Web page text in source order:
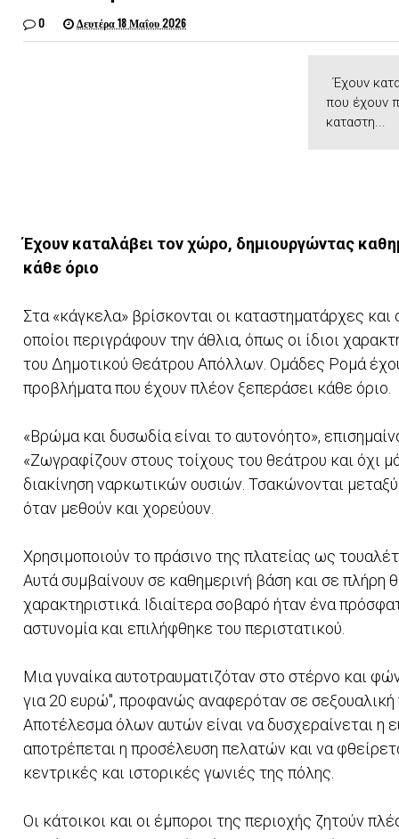
0 Δευτέρα 18 Μαΐου 2026
Έχουν
που έχουν
καταστη...
Έχουν καταλάβει τον χώρο, δημιουργώντας
κάθε όριο
Στα «κάγκελα» βρίσκονται οι καταστηματάρχες
οποίοι περιγράφουν την άθλια, όπως οι ίδιοι
του Δημοτικού Θεάτρου Απόλλων. Ομάδες Ρομά
προβλήματα που έχουν πλέον ξεπεράσει κάθε όριο.
«Βρώμα και δυσωδία είναι το αυτονόητο»,
«Ζωγραφίζουν στους τοίχους του θεάτρου και όχι
διακίνηση ναρκωτικών ουσιών. Τσακώνονται
όταν μεθούν και χορεύουν.
Χρησιμοποιούν το πράσινο της πλατείας ως
Αυτά συμβαίνουν σε καθημερινή βάση και σε
χαρακτηριστικά. Ιδιαίτερα σοβαρό ήταν ένα
αστυνομία και επιλήφθηκε του περιστατικού.
Μια γυναίκα αυτοτραυματιζόταν στο στέρνο και
για 20 ευρώ", προφανώς αναφερόταν σε
Αποτέλεσμα όλων αυτών είναι να δυσχεραίνεται η
αποτρέπεται η προσέλευση πελατών και να
κεντρικές και ιστορικές γωνιές της πόλης.
Οι κάτοικοι και οι έμποροι της περιοχής ζητούν